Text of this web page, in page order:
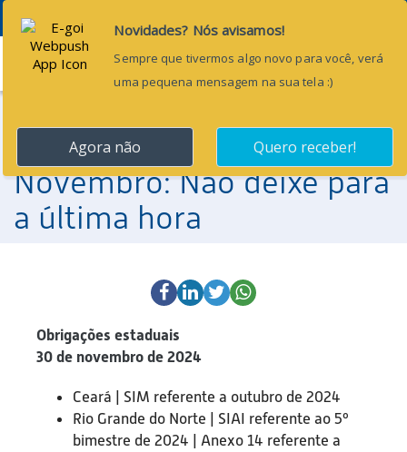
Menu
Obrigações Contábeis de
Novembro: Não deixe para
a última hora
Obrigações estaduais
30 de novembro de 2024
Ceará | SIM referente a outubro de 2024
Rio Grande do Norte | SIAI referente ao 5º
bimestre de 2024 | Anexo 14 referente a